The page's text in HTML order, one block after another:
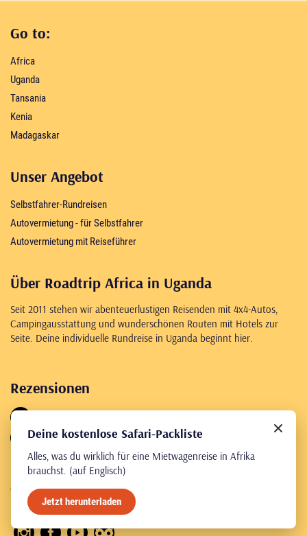
Go to:
Africa
Uganda
Tansania
Kenia
Madagaskar
Unser Angebot
Selbstfahrer-Rundreisen
Autovermietung - für Selbstfahrer
Autovermietung mit Reiseführer
Über Roadtrip Africa in Uganda
Seit 2011 stehen wir abenteuerlustigen Reisenden mit 4x4-Autos,
Campingausstattung und wunderschönen Routen mit Hotels zur
Seite. Deine individuelle Rundreise in Uganda beginnt hier.
Rezensionen
4,8
226 reviews
© Roadtrip Africa 2026
Allgemeine Geschäftsbedingungen
Impressum
Deine kostenlose Safari-Packliste
Alles, was du wirklich für eine Mietwagenreise in Afrika
brauchst. (auf Englisch)
Jetzt herunterladen